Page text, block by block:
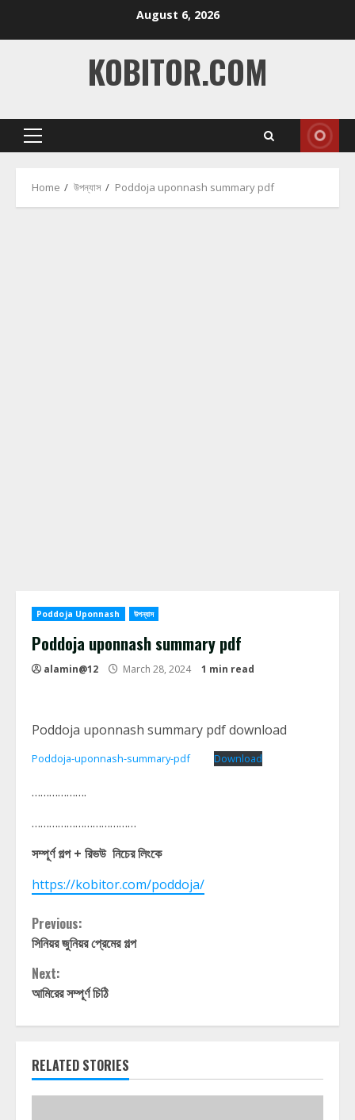
August 6, 2026
KOBITOR.COM
Primary
Home উপন্যাস Poddoja uponnash summary pdf
Poddoja Uponnash উপন্যাস
Poddoja uponnash summary pdf
alamin@12 March 28, 2024 1 min read
Poddoja uponnash summary pdf download
Poddoja-uponnash-summary-pdf Download
……………….
………………………………
সম্পূর্ণ গল্প + রিভউ নিচের লিংকে
https://kobitor.com/poddoja/
Continue
Reading
Previous:
সিনিয়র জুনিয়র প্রেমের গল্প
Next:
আমিরের সম্পূর্ণ চিঠি
RELATED STORIES